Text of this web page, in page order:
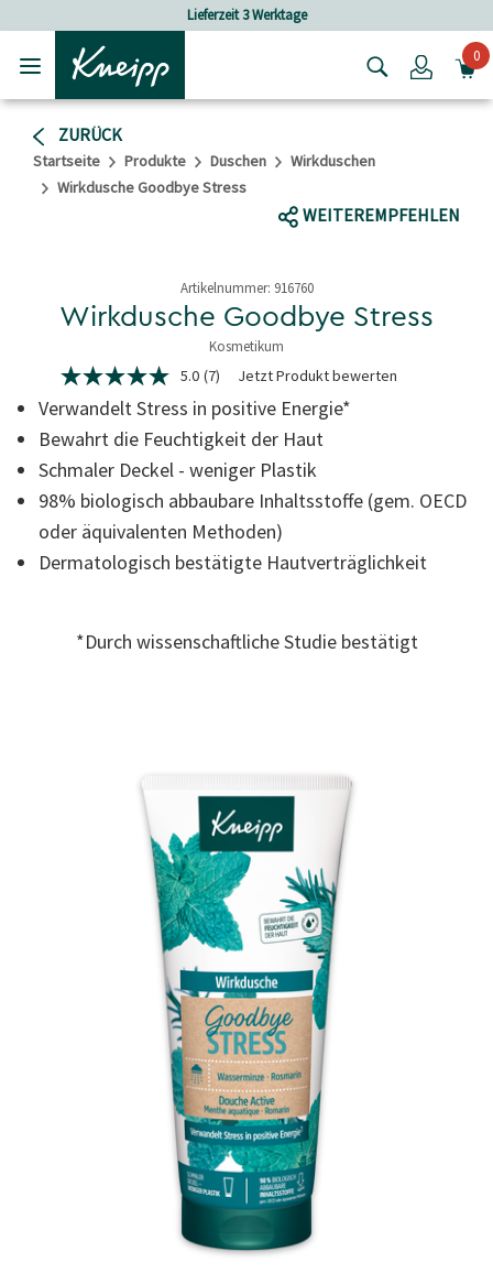
Login0
ZURÜCK
Startseite Produkte Duschen
Wirkduschen
Wirkdusche Goodbye Stress
WEITEREMPFEHLEN
Artikelnummer: 916760
Wirkdusche Goodbye Stress
Kosmetikum
5 von 5 Sternen
5.0
von
5
Sternen,
der
Bewertung.
Read
7
Reviews.
Link
5.0 (7) Jetzt Produkt bewerten
Verwandelt Stress in positive Energie*
Bewahrt die Feuchtigkeit der Haut
Schmaler Deckel - weniger Plastik
98% biologisch abbaubare Inhaltsstoffe (gem. OECD
oder äquivalenten Methoden)
Dermatologisch bestätigte Hautverträglichkeit
*Durch wissenschaftliche Studie bestätigt